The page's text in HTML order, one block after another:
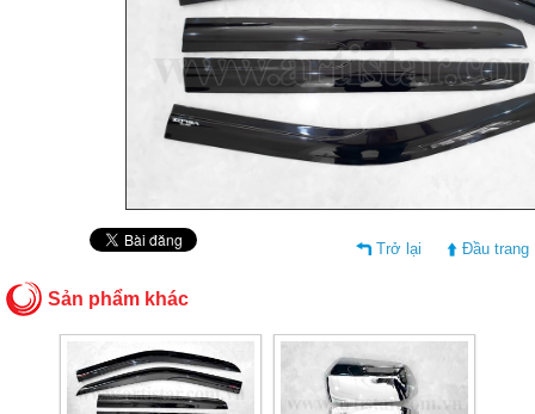
Trở lại Đầu trang
Sản phẩm khác